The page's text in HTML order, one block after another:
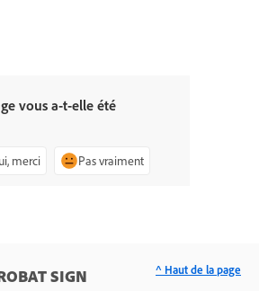
vous a-t-elle été
merci Pas vraiment
SIGN ^ Haut de la page